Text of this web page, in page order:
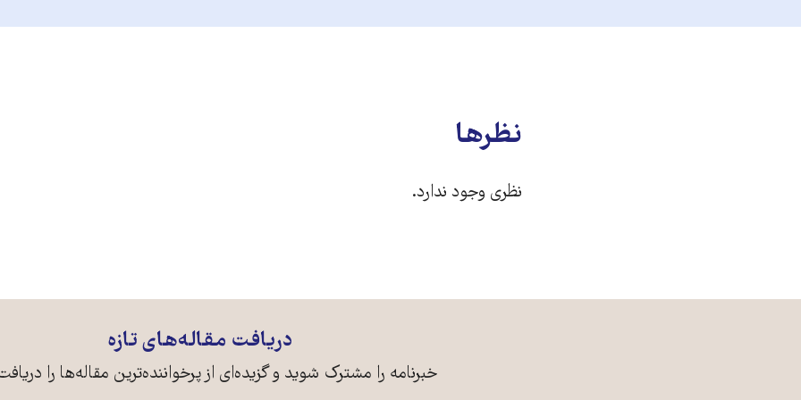
نظرها
نظری وجود ندارد.
دریافت مقاله‌های تازه
خبرنامه را مشترک شوید و گزیده‌ای از پرخواننده‌ترین مقاله‌ها را